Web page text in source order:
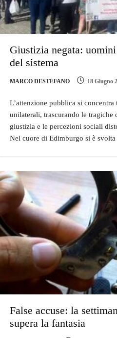
Giustizia negata:
del sistema
MARCO DESTEFANO 18 Giugno
L’attenzione pubblica si
unilaterali, trascurando le tragiche
giustizia e le percezioni sociali
Nel cuore di Edimburgo si è svolta
False accuse: la
supera la fantasia